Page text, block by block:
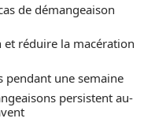
de démangeaison
réduire la macération
pendant une semaine
persistent au-